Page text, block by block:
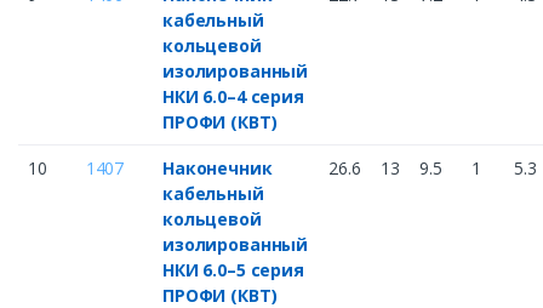
кабельный
кольцевой
изолированный
НКИ 6.0–4 серия
ПРОФИ (КВТ)
10 1407
Наконечник
кабельный
кольцевой
изолированный
НКИ 6.0–5 серия
ПРОФИ (КВТ)
26.6 13 9.5 1 5.3